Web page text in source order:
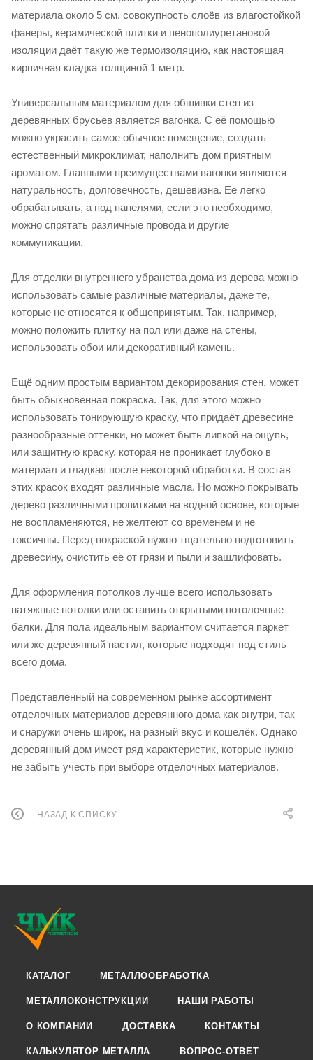
материала около 5 см, совокупность слоёв из влагостойкой
фанеры, керамической плитки и пенополиуретановой
изоляции даёт такую же термоизоляцию, как настоящая
кирпичная кладка толщиной 1 метр.
Универсальным материалом для обшивки стен из
деревянных брусьев является вагонка. С её помощью
можно украсить самое обычное помещение, создать
естественный микроклимат, наполнить дом приятным
ароматом. Главными преимуществами вагонки являются
натуральность, долговечность, дешевизна. Её легко
обрабатывать, а под панелями, если это необходимо,
можно спрятать различные провода и другие
коммуникации.
Для отделки внутреннего убранства дома из дерева можно
использовать самые различные материалы, даже те,
которые не относятся к общепринятым. Так, например,
можно положить плитку на пол или даже на стены,
использовать обои или декоративный камень.
Ещё одним простым вариантом декорирования стен, может
быть обыкновенная покраска. Так, для этого можно
использовать тонирующую краску, что придаёт древесине
разнообразные оттенки, но может быть липкой на ощупь,
или защитную краску, которая не проникает глубоко в
материал и гладкая после некоторой обработки. В состав
этих красок входят различные масла. Но можно покрывать
дерево различными пропитками на водной основе, которые
не воспламеняются, не желтеют со временем и не
токсичны. Перед покраской нужно тщательно подготовить
древесину, очистить её от грязи и пыли и зашлифовать.
Для оформления потолков лучше всего использовать
натяжные потолки или оставить открытыми потолочные
балки. Для пола идеальным вариантом считается паркет
или же деревянный настил, которые подходят под стиль
всего дома.
Представленный на современном рынке ассортимент
отделочных материалов деревянного дома как внутри, так
и снаружи очень широк, на разный вкус и кошелёк. Однако
деревянный дом имеет ряд характеристик, которые нужно
не забыть учесть при выборе отделочных материалов.
НАЗАД К СПИСКУ
КАТАЛОГ МЕТАЛЛООБРАБОТКА
МЕТАЛЛОКОНСТРУКЦИИ НАШИ РАБОТЫ
О КОМПАНИИ ДОСТАВКА КОНТАКТЫ
КАЛЬКУЛЯТОР МЕТАЛЛА ВОПРОС-ОТВЕТ